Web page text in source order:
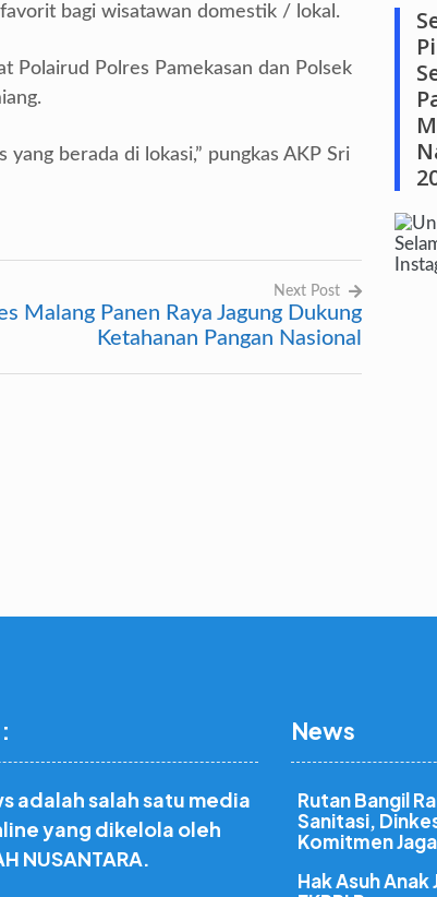
bagi wisatawan domestik / lokal.
Polairud Polres Pamekasan dan Polsek
berada di lokasi,” pungkas AKP Sri
Next Post
Malang Panen Raya Jagung Dukung
Ketahanan Pangan Nasional
adalah salah satu media
yang dikelola oleh
NUSANTARA.
News
Rutan Bangil
Sanitasi,
Komitmen
Hak Asuh